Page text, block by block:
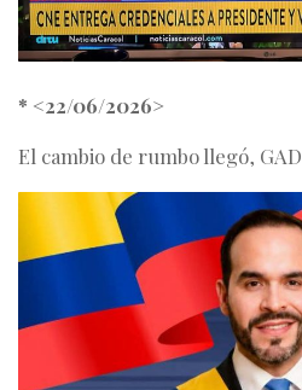
* <22/06/2026>
El cambio de rumbo llegó, GAD